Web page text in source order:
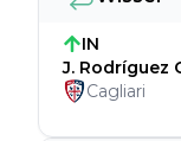
IN
J. Rodríguez
Cagliari